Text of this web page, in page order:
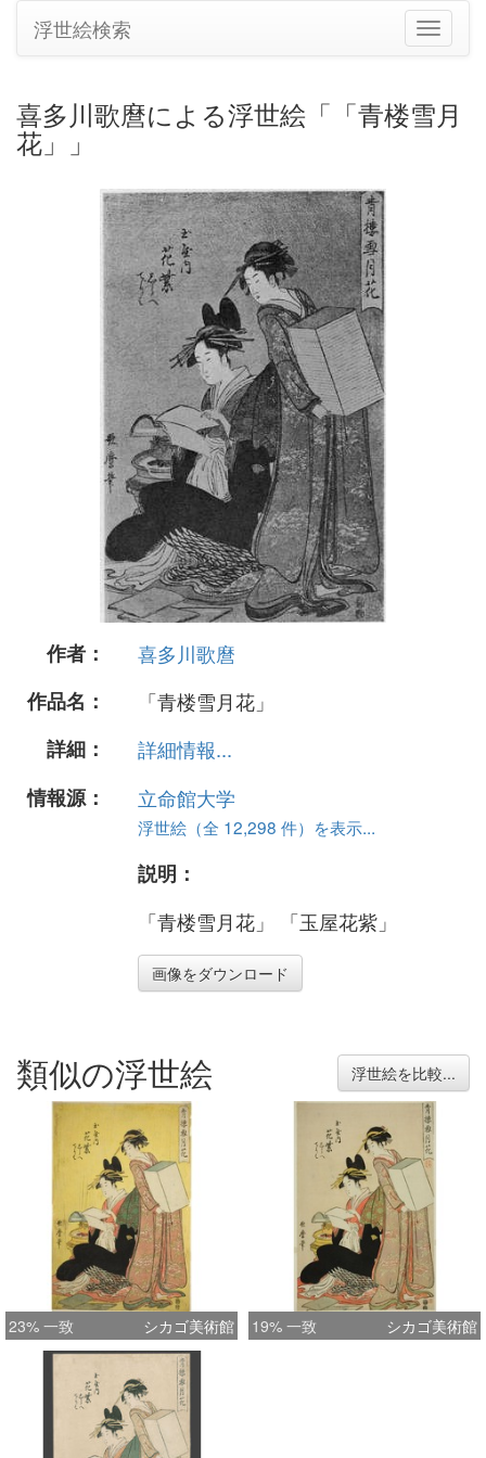
ナ
ビ
シ
浮世絵検索
喜多川歌麿による浮世絵「「青楼雪月
花」」
作者：
喜多川歌麿
作品名：
「青楼雪月花」
詳細：
詳細情報...
情報源：
立命館大学
浮世絵（全 12,298 件）を表示...
説明：
「青楼雪月花」 「玉屋花紫」
画像をダウンロード
類似の浮世絵 浮世絵を比較...
23% 一致 シカゴ美術館 19% 一致 シカゴ美術館